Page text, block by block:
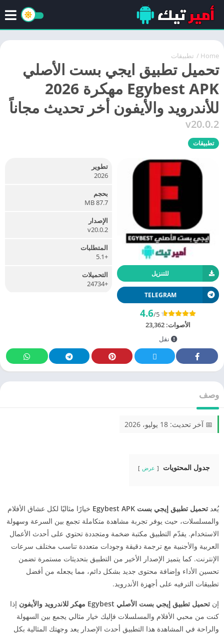
Home
/ تطبيقات
تحميل تطبيق ايجي بست الأصلي
Egybest APK مهكرة 2026
للأندرويد والأيفون أخر تحديث مجاناً
v20.0.2
تطبيقات
للتنزيل
TELEGRAM
4.6/5
الأصوات: 23,362
نقل
تطوير
2026
بحجم
87.7 MB
الإصدار
v20.0.2
المتطلبات
+5.1
التحميلات
+24734
وصف
📅 آخر تحديث: 18 يوليو، 2026
جدول المحتويات عرض
يُعد تحميل تطبيق إيجي بست Egybest APK
خيارًا مثاليًا لكل عشاق الأفلام
والمسلسلات، حيث يوفر تجربة مشاهدة متكاملة تجمع بين السرعة وسهولة
الاستخدام. يقدّم التطبيق مكتبة ضخمة ومتجددة تحتوي على أحدث الأعمال
العربية والأجنبية مع ترجمة دقيقة وجودات متعددة تناسب مختلف سرعات
الإنترنت. كما يتميز الإصدار الأخير من التطبيق بتحديثات مستمرة تضمن
تحسين الأداء وإضافة محتوى جديد بشكل دائم، مما يجعله من أفضل
تطبيقات الترفيه على أجهزة الأندرويد.
إن تحميل تطبيق إيجي بست الأصلي Egybest مهكر للاندرويد والأيفون
إذا
كنت من محبي الأفلام والمسلسلات فإليك خيار مثالي يجمع بين السهولة
والراحة في المشاهدة هذا التطبيق أحدث الإصدار يعد وجهتك المثالية بكل